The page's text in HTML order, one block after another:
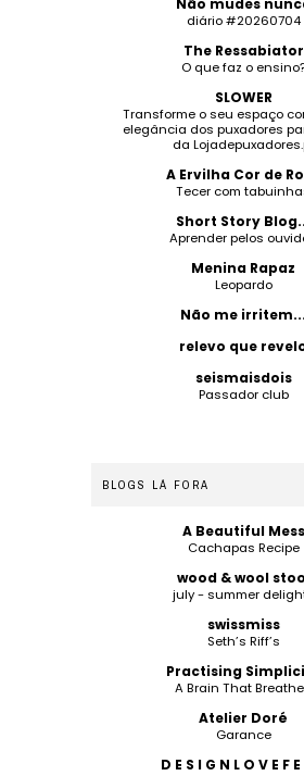
Não mudes
diário #20260704
The Ressabiator
O que faz o
SLOWER
Transforme o seu espaço
elegância dos puxadores
da
A Ervilha Cor de
Tecer com
Short Story
Aprender pelos
Menina Rapaz
Leopardo
Não me irritem...
relevo que
seismaisdois
Passador club
BLOGS LÁ FORA
A Beautiful Mess
Cachapas Recipe
wood & wool
july - summer
swissmiss
Seth’s Riff’s
Practising
A Brain That
Atelier Doré
Garance
D E S I G N L O V E F